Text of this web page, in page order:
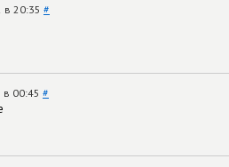
в 20:35 #
в 00:45 #